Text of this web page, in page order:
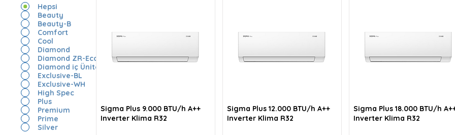
Hepsi
Beauty
Beauty-B
Comfort
Cool
Diamond
Diamond ZR-Eco
Diamond iç Ünite
Exclusive-BL
Exclusive-WH
High Spec
Plus
Premium
Prime
Silver
Sigma Plus 9.000 BTU/h A++
Inverter Klima R32
Sigma Plus 12.000 BTU/h A++
Inverter Klima R32
Sigma Plus 18.000 BTU/h
Inverter Klima R32